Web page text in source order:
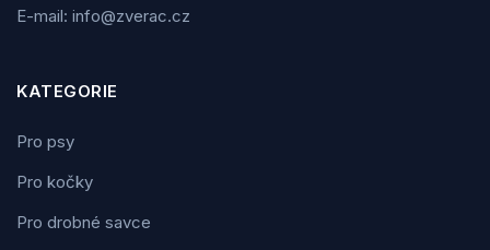
E-mail: info@zverac.cz
KATEGORIE
Pro psy
Pro kočky
Pro drobné savce